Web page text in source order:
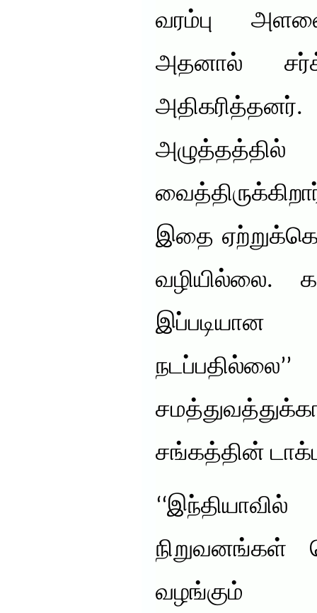
வரம்பு
அதனால்
இதை
வழியில்லை.
சங்கத்தின்
நிறுவனங்கள்
வழங்கும்